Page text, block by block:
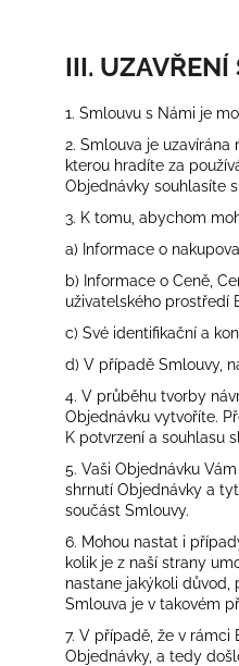
III.
1. Smlouvu s Námi je
2. Smlouva je
kterou hradíte za
Objednávky souhlasíte
3. K tomu, abychom
a) Informace o
b) Informace o Ceně,
uživatelského prostředí
c) Své identifikační a
d) V případě Smlouvy,
4. V průběhu tvorby
Objednávku vytvoříte.
K potvrzení a souhlasu
5. Vaši Objednávku
shrnutí Objednávky a
součást Smlouvy.
6. Mohou nastat i
kolik je z naší strany
nastane jakýkoli
Smlouva je v takovém
7. V případě, že v
Objednávky, a tedy